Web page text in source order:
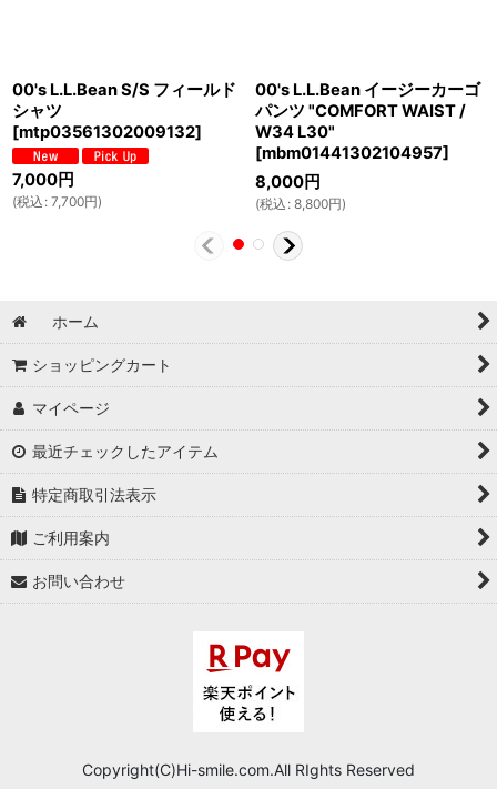
00's L.L.Bean S/S フィールド
シャツ
[mtp03561302009132]
7,000円
(税込 : 7,700円)
00's L.L.Bean イージーカーゴ
パンツ "COMFORT WAIST /
W34 L30"
[mbm01441302104957]
8,000円
(税込 : 8,800円)
ホーム
ショッピングカート
マイページ
最近チェックしたアイテム
特定商取引法表示
ご利用案内
お問い合わせ
Copyright(C)Hi-smile.com.All RIghts Reserved